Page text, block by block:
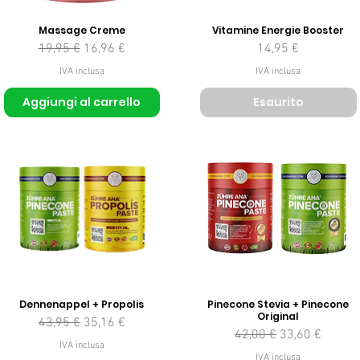
Massage Creme
Prezzo regolare
19,95 € Prezzo scontato
16,96 €
IVA inclusa
Aggiungi al carrello
Vitamine Energie Booster
Prezzo
14,95 €
IVA inclusa
Esaurito
Dennenappel + Propolis
Prezzo regolare
43,95 € Prezzo scontato
35,16 €
IVA inclusa
Pinecone Stevia + Pinecone
Original
Prezzo regolare
42,00 € Prezzo
33,60 €
IVA inclusa